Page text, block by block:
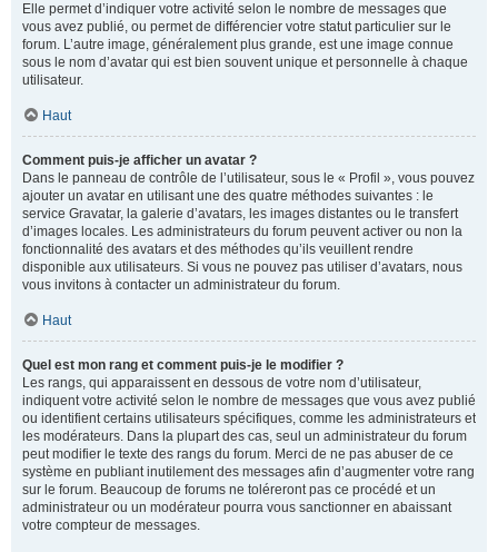
Elle permet d’indiquer votre activité selon le nombre de messages que
vous avez publié, ou permet de différencier votre statut particulier sur le
forum. L’autre image, généralement plus grande, est une image connue
sous le nom d’avatar qui est bien souvent unique et personnelle à chaque
utilisateur.
Haut
Comment puis-je afficher un avatar ?
Dans le panneau de contrôle de l’utilisateur, sous le « Profil », vous pouvez
ajouter un avatar en utilisant une des quatre méthodes suivantes : le
service Gravatar, la galerie d’avatars, les images distantes ou le transfert
d’images locales. Les administrateurs du forum peuvent activer ou non la
fonctionnalité des avatars et des méthodes qu’ils veuillent rendre
disponible aux utilisateurs. Si vous ne pouvez pas utiliser d’avatars, nous
vous invitons à contacter un administrateur du forum.
Haut
Quel est mon rang et comment puis-je le modifier ?
Les rangs, qui apparaissent en dessous de votre nom d’utilisateur,
indiquent votre activité selon le nombre de messages que vous avez publié
ou identifient certains utilisateurs spécifiques, comme les administrateurs et
les modérateurs. Dans la plupart des cas, seul un administrateur du forum
peut modifier le texte des rangs du forum. Merci de ne pas abuser de ce
système en publiant inutilement des messages afin d’augmenter votre rang
sur le forum. Beaucoup de forums ne toléreront pas ce procédé et un
administrateur ou un modérateur pourra vous sanctionner en abaissant
votre compteur de messages.